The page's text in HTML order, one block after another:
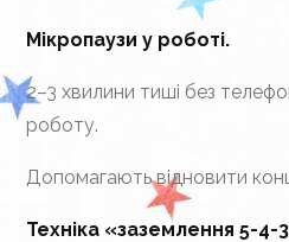
Мікропаузи у роботі.
2–3 хвилини тиші без
роботу.
Допомагають відновити
Техніка «заземлення 5-4-